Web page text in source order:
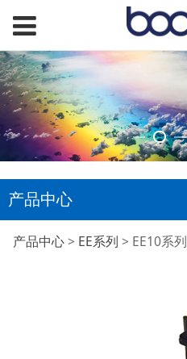
产品中心
EE10系列
产品中心> EE系列 > EE10系列